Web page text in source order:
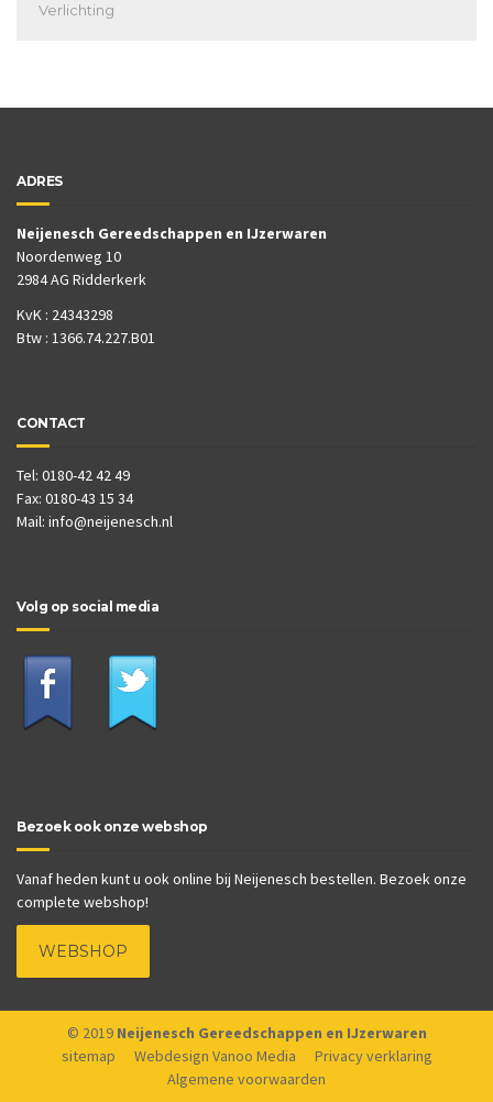
Verlichting
ADRES
Neijenesch Gereedschappen en IJzerwaren
Noordenweg 10
2984 AG Ridderkerk
KvK : 24343298
Btw : 1366.74.227.B01
CONTACT
Tel: 0180-42 42 49
Fax: 0180-43 15 34
Mail: info@neijenesch.nl
Volg op social media
Bezoek ook onze webshop
Vanaf heden kunt u ook online bij Neijenesch bestellen. Bezoek onze
complete webshop!
WEBSHOP
© 2019 Neijenesch Gereedschappen en IJzerwaren
sitemap
Webdesign Vanoo Media
Privacy verklaring
Algemene voorwaarden